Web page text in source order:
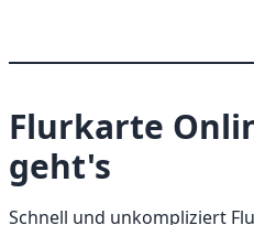
Flurkarte
geht's
Schnell und unkompliziert